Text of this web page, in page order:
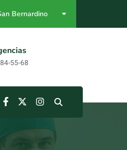
Bernardino
55-68